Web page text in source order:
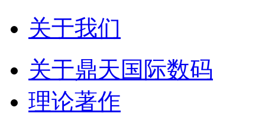
关于我们
关于鼎天国际数码
理论著作